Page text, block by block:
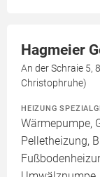
Hagmeier
An der Schraie 5,
Christophruhe)
HEIZUNG
Wärmepumpe,
Pelletheizung,